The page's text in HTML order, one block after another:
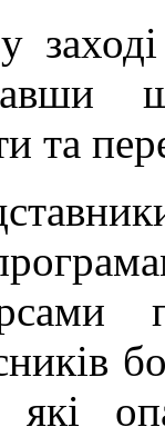
та